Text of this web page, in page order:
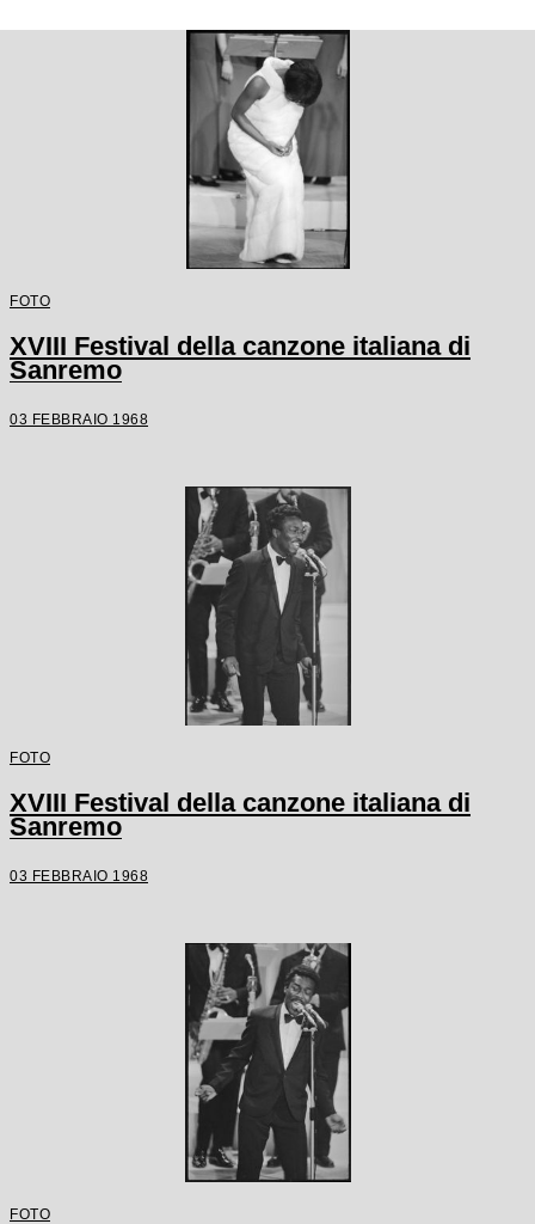
FOTO
XVIII Festival della canzone italiana di
Sanremo
03 FEBBRAIO 1968
FOTO
XVIII Festival della canzone italiana di
Sanremo
03 FEBBRAIO 1968
FOTO